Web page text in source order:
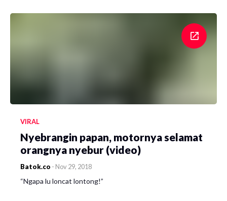
VIRAL
Nyebrangin papan, motornya selamat
orangnya nyebur (video)
Batok.co - Nov 29, 2018
“Ngapa lu loncat lontong!”